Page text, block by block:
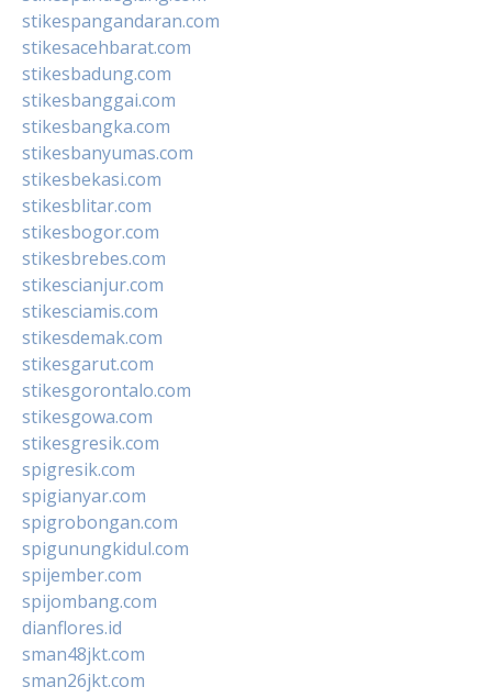
stikespangandaran.com
stikesacehbarat.com
stikesbadung.com
stikesbanggai.com
stikesbangka.com
stikesbanyumas.com
stikesbekasi.com
stikesblitar.com
stikesbogor.com
stikesbrebes.com
stikescianjur.com
stikesciamis.com
stikesdemak.com
stikesgarut.com
stikesgorontalo.com
stikesgowa.com
stikesgresik.com
spigresik.com
spigianyar.com
spigrobongan.com
spigunungkidul.com
spijember.com
spijombang.com
dianflores.id
sman48jkt.com
sman26jkt.com